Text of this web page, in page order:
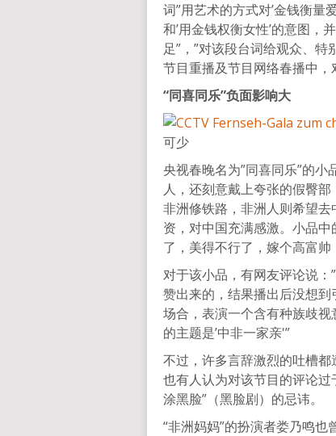
词”用艺术的方式对’金钱衡量
和’用金钱权衡女性’的意图，
足”，”对该段台词给观众、
节目重播及节目网络春播中，
“同喜同乐”负面影响大
可少
央视春晚名为”同喜同乐”的
人，还刻意戴上夸张的假臀
非洲修铁路，非洲人则希望
资，对中国充满感激。小品
了，美得不行了，嫁个高富帅
对于该小品，有网友评论说
赞出来的，结果播出后没想
场合，表演一个含有种族歧视
的主题是’中非一家亲'”
不过，许多言辞激烈的吐槽
也有人认为对该节目的评论
涂黑脸”（黑脸剧）的忌讳。
“非洲妈妈”的扮演者娄乃鸣